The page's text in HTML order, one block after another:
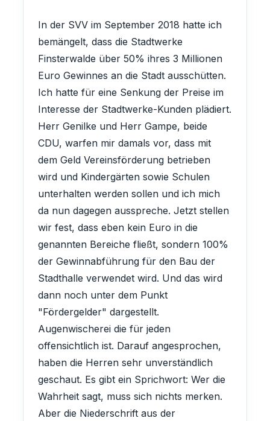
In der SVV im September 2018 hatte ich
bemängelt, dass die Stadtwerke
Finsterwalde über 50% ihres 3 Millionen
Euro Gewinnes an die Stadt ausschütten.
Ich hatte für eine Senkung der Preise im
Interesse der Stadtwerke-Kunden plädiert.
Herr Genilke und Herr Gampe, beide
CDU, warfen mir damals vor, dass mit
dem Geld Vereinsförderung betrieben
wird und Kindergärten sowie Schulen
unterhalten werden sollen und ich mich
da nun dagegen ausspreche. Jetzt stellen
wir fest, dass eben kein Euro in die
genannten Bereiche fließt, sondern 100%
der Gewinnabführung für den Bau der
Stadthalle verwendet wird. Und das wird
dann noch unter dem Punkt
"Fördergelder" dargestellt.
Augenwischerei die für jeden
offensichtlich ist. Darauf angesprochen,
haben die Herren sehr unverständlich
geschaut. Es gibt ein Sprichwort: Wer die
Wahrheit sagt, muss sich nichts merken.
Aber die Niederschrift aus der